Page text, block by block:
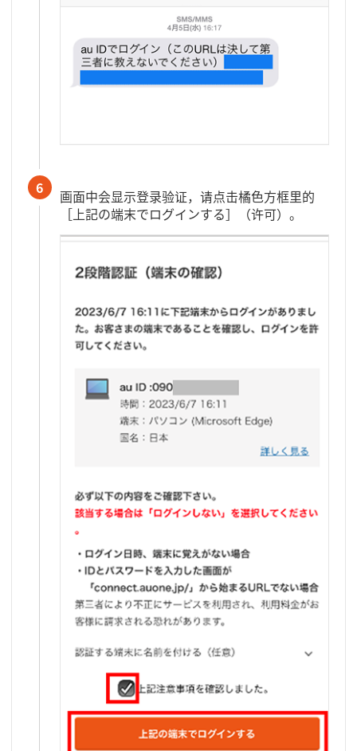
6
画面中会显示登录验证，请点击橘色方框里的
［上記の端末でログインする］（许可）。